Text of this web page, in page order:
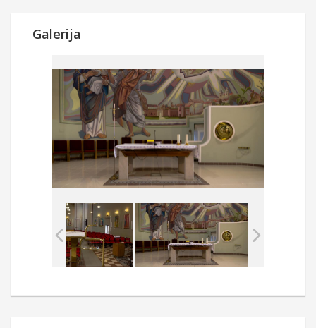
Galerija